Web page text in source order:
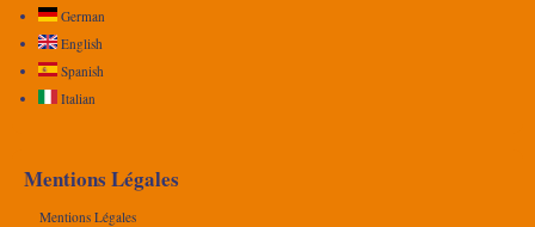
German
English
Spanish
Italian
Mentions Légales
Mentions Légales